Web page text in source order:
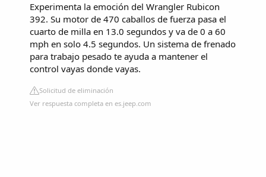
Experimenta la emoción del Wrangler Rubicon
392. Su motor de 470 caballos de fuerza pasa el
cuarto de milla en 13.0 segundos y va de 0 a 60
mph en solo 4.5 segundos. Un sistema de frenado
para trabajo pesado te ayuda a mantener el
control vayas donde vayas.
Solicitud de eliminación
Ver respuesta completa en es.jeep.com